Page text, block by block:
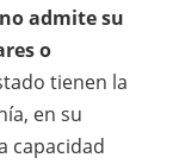
admite su
o
tienen la
en su
capacidad